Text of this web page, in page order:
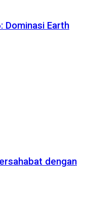
Dominasi Earth
dengan